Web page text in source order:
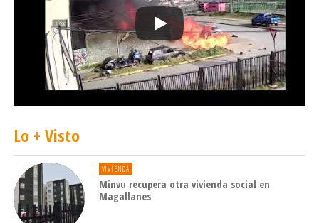
Lo + Visto
VIVIENDA
Minvu recupera otra vivienda social en
Magallanes